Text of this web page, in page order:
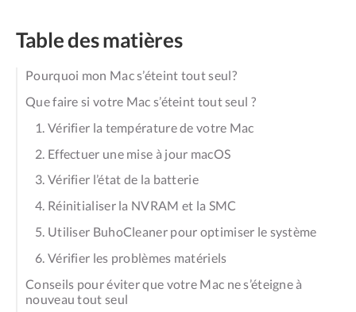
Table des matières
Pourquoi mon Mac s’éteint tout seul?
Que faire si votre Mac s’éteint tout seul ?
1. Vérifier la température de votre Mac
2. Effectuer une mise à jour macOS
3. Vérifier l’état de la batterie
4. Réinitialiser la NVRAM et la SMC
5. Utiliser BuhoCleaner pour optimiser le système
6. Vérifier les problèmes matériels
Conseils pour éviter que votre Mac ne s’éteigne à
nouveau tout seul